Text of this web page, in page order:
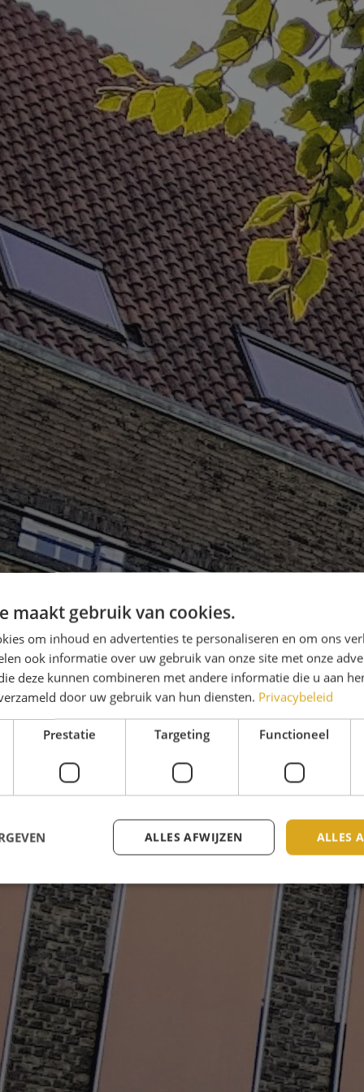
maakt gebruik van cookies.
om inhoud en advertenties te personaliseren en om ons
ook informatie over uw gebruik van onze site met onze
deze kunnen combineren met andere informatie die u aan
door uw gebruik van hun diensten. Privacybeleid
Prestatie Targeting
Functioneel
ALLES
ALLES AFWIJZEN